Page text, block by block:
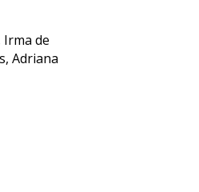
de
Adriana